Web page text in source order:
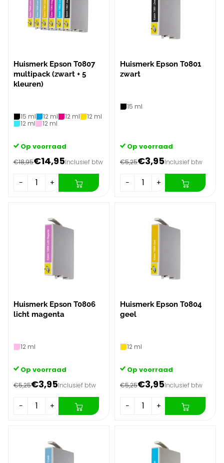
Huismerk Epson T0807
multipack (zwart + 5
kleuren)
15 ml 12 ml 12 ml
12 ml
12 ml
12 ml
Op voorraad
€18,95€14,95Inclusief btw
− +
Huismerk Epson T0801
zwart
15 ml
Op voorraad
€5,25€3,95Inclusief btw
− +
Huismerk Epson T0806
licht magenta
12 ml
Op voorraad
€5,25€3,95Inclusief btw
− +
Huismerk Epson T0804
geel
12 ml
Op voorraad
€5,25€3,95Inclusief btw
− +